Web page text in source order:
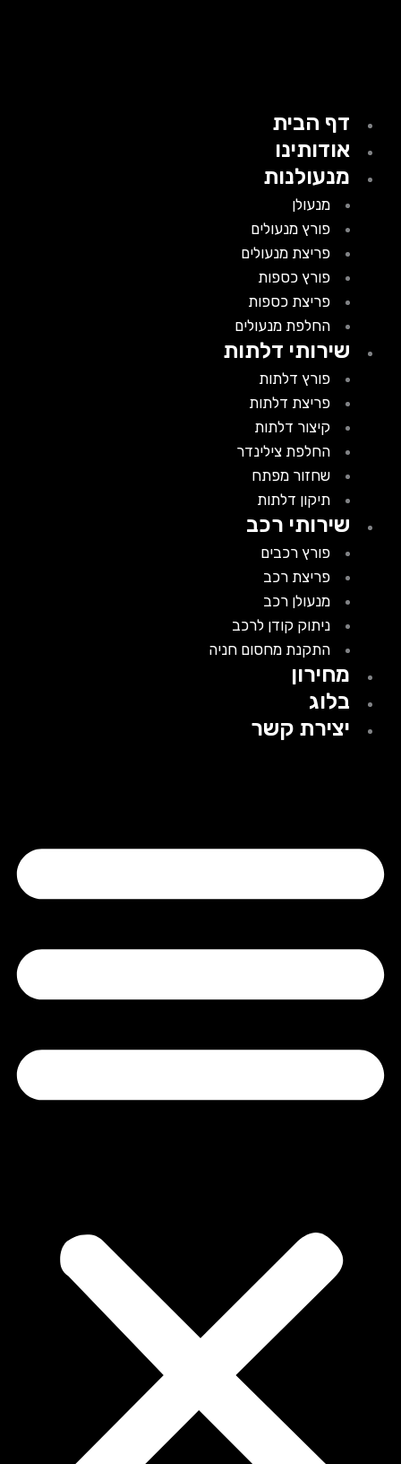
דף הבית
אודותינו
מנעולנות
מנעולן
פורץ מנעולים
פריצת מנעולים
פורץ כספות
פריצת כספות
החלפת מנעולים
שירותי דלתות
פורץ דלתות
פריצת דלתות
קיצור דלתות
החלפת צילינדר
שחזור מפתח
תיקון דלתות
שירותי רכב
פורץ רכבים
פריצת רכב
מנעולן רכב
ניתוק קודן לרכב
התקנת מחסום חניה
מחירון
בלוג
יצירת קשר